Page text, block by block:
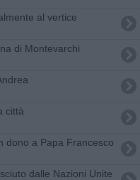
al vertice
di Montevarchi
città
dono a Papa Francesco
dalle Nazioni Unite